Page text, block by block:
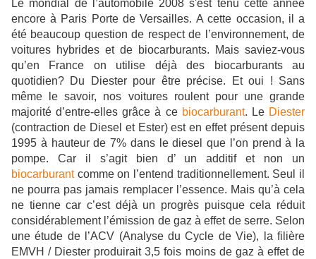
Le mondial de l’automobile 2008 s'est tenu cette année
encore à Paris Porte de Versailles. A cette occasion, il a
été beaucoup question de respect de l’environnement, de
voitures hybrides et de biocarburants. Mais saviez-vous
qu’en France on utilise déjà des biocarburants au
quotidien? Du Diester pour être précise. Et oui ! Sans
même le savoir, nos voitures roulent pour une grande
majorité d’entre-elles grâce à ce biocarburant. Le Diester
(contraction de Diesel et Ester)est en effet présent depuis
1995 à hauteur de 7% dans le diesel que l’on prend à la
pompe. Car il s’agit bien d’ un additif et non un
biocarburantcomme on l’entend traditionnellement. Seul il
ne pourra pas jamais remplacer l’essence. Mais qu’à cela
ne tienne car c’est déjà un progrès puisque cela réduit
considérablement l’émission de gaz à effet de serre. Selon
une étude de l’ACV (Analyse du Cycle de Vie), la filière
EMVH / Diester produirait 3,5 fois moins de gaz à effet de